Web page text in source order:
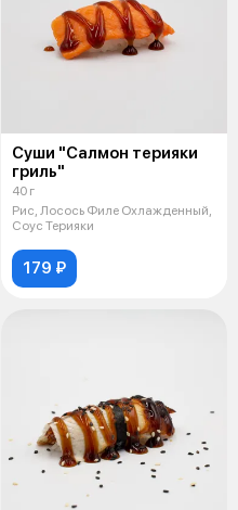
Суши "Салмон терияки
гриль"
40 г
Рис, Лосось Филе Охлажденный,
Соус Терияки
179 ₽